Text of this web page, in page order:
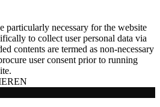
particularly necessary for the website
to collect user personal data via
contents are termed as non-necessary
user consent prior to running